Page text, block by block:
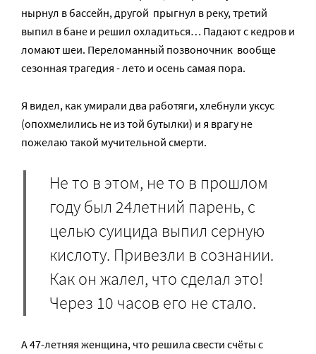
нырнул в бассейн, другой ­ прыгнул в реку, третий
выпил в бане и решил охладиться… Падают с кедров и
ломают шеи. Переломанный позвоночник ­ вообще
сезонная трагедия ­- лето и осень ­самая пора.
Я видел, как умирали два работяги, хлебнули уксус
(опохмелились не из той бутылки) и я врагу не
пожелаю такой мучительной смерти.
Не то в этом, не то в прошлом
году был 24­летний парень, с
целью суицида выпил серную
кислоту. Привезли в сознании.
Как он жалел, что сделал это!
Через 10 часов его не стало.
А 47-­летняя женщина, что решила свести счёты с